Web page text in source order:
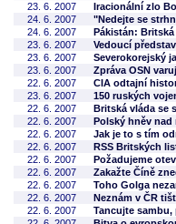
23. 6. 2007 Iracionální zlo
24. 6. 2007
"Nedejte se
24. 6. 2007
Pákistán:
23. 6. 2007
Vedoucí
23. 6. 2007
Severokorejský
23. 6. 2007
Zpráva OSN
22. 6. 2007
CIA odtajní
23. 6. 2007
150 ruských
22. 6. 2007
Britská vláda se
22. 6. 2007
Polský hněv nad
22. 6. 2007
Jak je to s tím
22. 6. 2007
RSS Britských
22. 6. 2007
Požadujeme
22. 6. 2007
Zakažte Číně
22. 6. 2007
Toho Golga
22. 6. 2007
Neznám v ČR
22. 6. 2007
Tancujte sambu,